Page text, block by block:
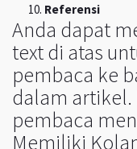
Referensi
Anda dapat
text di atas
pembaca ke
dalam artikel.
pembaca
Memiliki